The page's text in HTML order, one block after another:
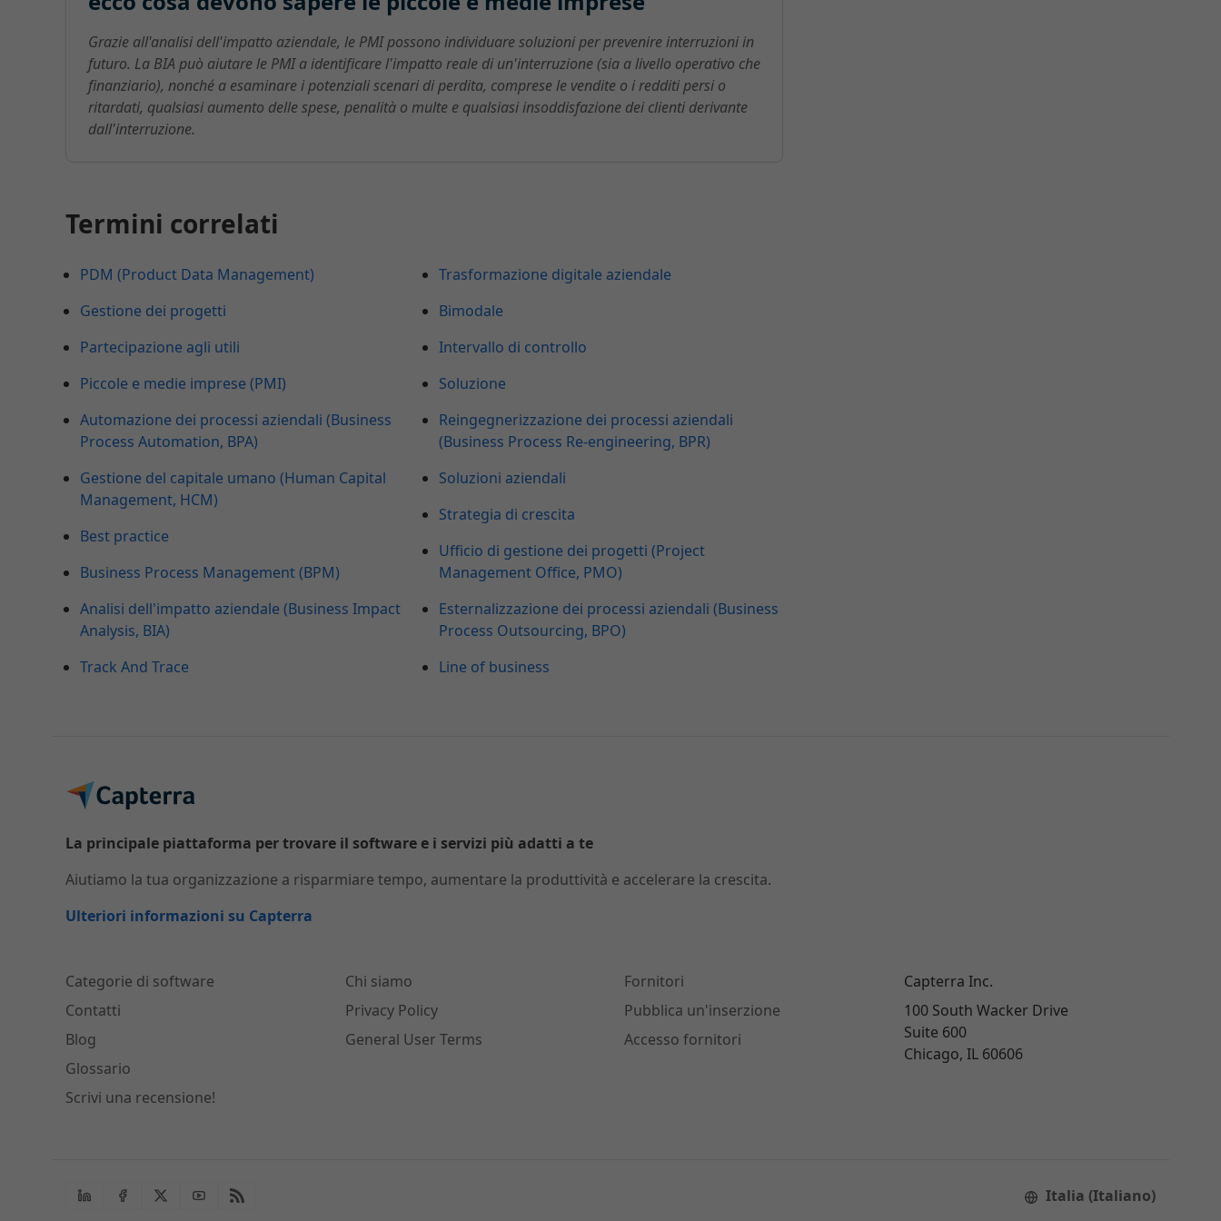
Grazie all'analisi dell'impatto aziendale, le PMI possono individuare soluzioni per prevenire interruzioni in
futuro. La BIA può aiutare le PMI a identificare l'impatto reale di un'interruzione (sia a livello operativo che
finanziario), nonché a esaminare i potenziali scenari di perdita, comprese le vendite o i redditi persi o
ritardati, qualsiasi aumento delle spese, penalità o multe e qualsiasi insoddisfazione dei clienti derivante
dall'interruzione.
Termini correlati
PDM (Product Data Management)
Gestione dei progetti
Partecipazione agli utili
Piccole e medie imprese (PMI)
Automazione dei processi aziendali (Business
Process Automation, BPA)
Gestione del capitale umano (Human Capital
Management, HCM)
Best practice
Business Process Management (BPM)
Analisi dell'impatto aziendale (Business Impact
Analysis, BIA)
Track And Trace
Trasformazione digitale aziendale
Bimodale
Intervallo di controllo
Soluzione
Reingegnerizzazione dei processi aziendali
(Business Process Re-engineering, BPR)
Soluzioni aziendali
Strategia di crescita
Ufficio di gestione dei progetti (Project
Management Office, PMO)
Esternalizzazione dei processi aziendali (Business
Process Outsourcing, BPO)
Line of business
La principale piattaforma per trovare il software e i servizi più adatti a te
Aiutiamo la tua organizzazione a risparmiare tempo, aumentare la produttività e accelerare la crescita.
Ulteriori informazioni su Capterra
Categorie di software
Contatti
Blog
Glossario
Scrivi una recensione!
Chi siamo
Privacy Policy
General User Terms
Fornitori
Pubblica un'inserzione
Accesso fornitori
Capterra Inc.
100 South Wacker Drive
Suite 600
Chicago, IL 60606
Italia (Italiano)